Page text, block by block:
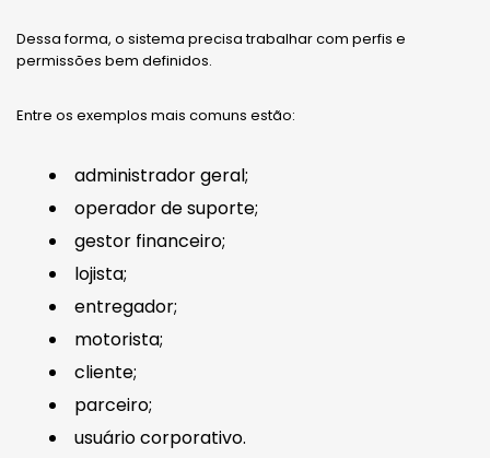
Dessa forma, o sistema precisa trabalhar com perfis e
permissões bem definidos.
Entre os exemplos mais comuns estão:
administrador geral;
operador de suporte;
gestor financeiro;
lojista;
entregador;
motorista;
cliente;
parceiro;
usuário corporativo.